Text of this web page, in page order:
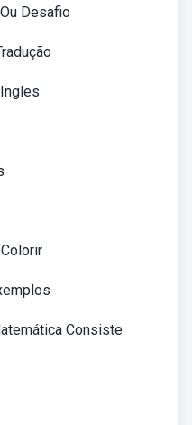
Desafio
Consiste